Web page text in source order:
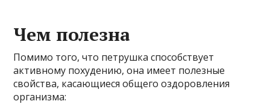
Чем полезна
Помимо того, что петрушка способствует
активному похудению, она имеет полезные
свойства, касающиеся общего оздоровления
организма: